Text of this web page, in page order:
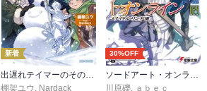
新着
出遅れテイマーのその日暮らし 16
棚架ユウ, Nardack
30%OFF
ソードアート・オンライン29 ユナイタル・リングVIII
川原礫, ａｂｅｃ